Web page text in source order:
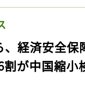
、経済安全
が中国縮小